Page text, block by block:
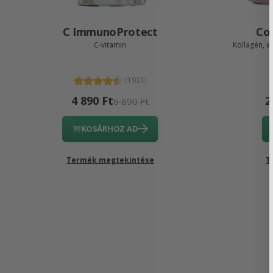
C ImmunoProtect
C-vitamin
(1931)
4 890 Ft6 890 Ft
KOSÁRHOZ AD
Termék megtekintése
Kollagén,